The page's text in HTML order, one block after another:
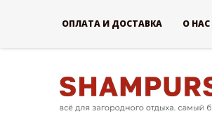
ОПЛАТА И ДОСТАВКА О НАС